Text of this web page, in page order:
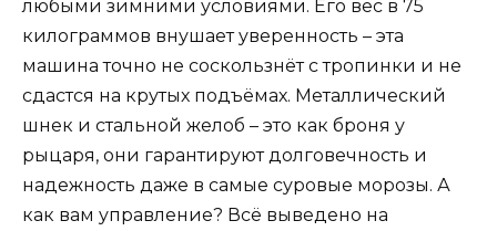
любыми зимними условиями. Его вес в 75
килограммов внушает уверенность – эта
машина точно не соскользнёт с тропинки и не
сдастся на крутых подъёмах. Металлический
шнек и стальной желоб – это как броня у
рыцаря, они гарантируют долговечность и
надежность даже в самые суровые морозы. А
как вам управление? Всё выведено на